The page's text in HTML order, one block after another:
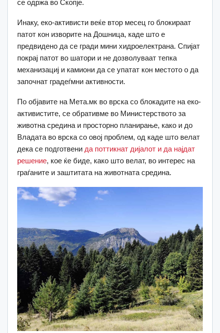
се одржа во Скопје.
Инаку, еко-активисти веќе втор месец го блокираат
патот кон изворите на Дошница, каде што е
предвидено да се гради мини хидроелектрана. Спијат
покрај патот во шатори и не дозволуваат тепка
механизациј и камиони да се упатат кон местото о да
започнат градеѓмни активности.
По објавите на Мета.мк во врска со блокадите на еко-
активистите, се обративме во Министерството за
животна средина и просторно планирање, како и до
Владата во врска со овој проблем, од каде што велат
дека се подготвени да поттикнат дијалот и да најдат
решение, кое ќе биде, како што велат, во интерес на
граѓаните и заштитата на животната средина.